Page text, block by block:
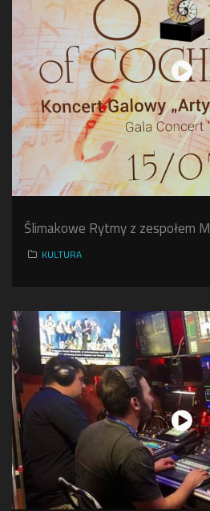
Ślimakowe Rytmy z zespołem
KULTURA